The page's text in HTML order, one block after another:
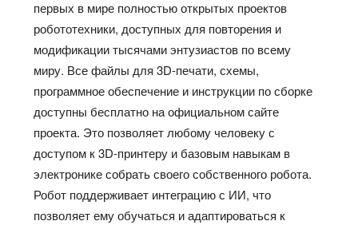
первых в мире полностью открытых проектов
робототехники, доступных для повторения и
модификации тысячами энтузиастов по всему
миру. Все файлы для 3D-печати, схемы,
программное обеспечение и инструкции по сборке
доступны бесплатно на официальном сайте
проекта. Это позволяет любому человеку с
доступом к 3D-принтеру и базовым навыкам в
электронике собрать своего собственного робота.
Робот поддерживает интеграцию с ИИ, что
позволяет ему обучаться и адаптироваться к